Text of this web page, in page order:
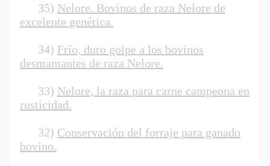
35) Nelore. Bovinos de raza Nelore de
excelente genética.
34) Frío, duro golpe a los bovinos
desmamantes de raza Nelore.
33) Nelore, la raza para carne campeona en
rusticidad.
32) Conservación del forraje para ganado
bovino.